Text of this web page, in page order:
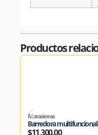
Productos
Motosierras
Barredora
$11,300.00